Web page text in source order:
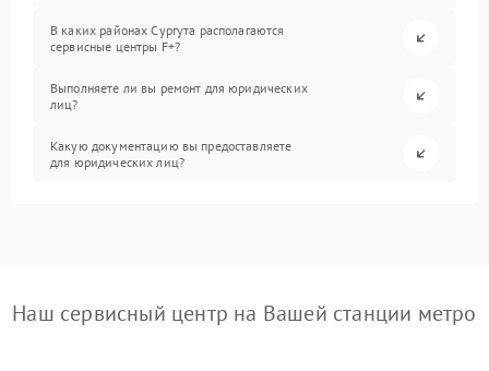
В каких районах Сургута располагаются
сервисные центры F+?
Выполняете ли вы ремонт для юридических
лиц?
Какую документацию вы предоставляете
для юридических лиц?
Наш сервисный центр на Вашей станции метро